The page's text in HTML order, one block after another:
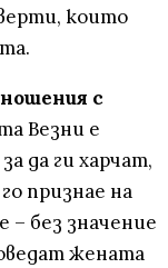
които
с
Везни е
да ги харчат,
признае на
– без значение
жената